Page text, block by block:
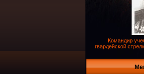
Командир
гвардейской